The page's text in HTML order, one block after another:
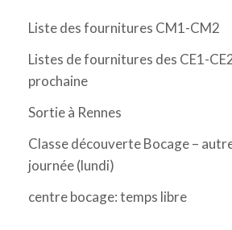
Liste des fournitures CM1-CM2
Listes de fournitures des CE1-
prochaine
Sortie à Rennes
Classe découverte Bocage –
journée (lundi)
centre bocage: temps libre